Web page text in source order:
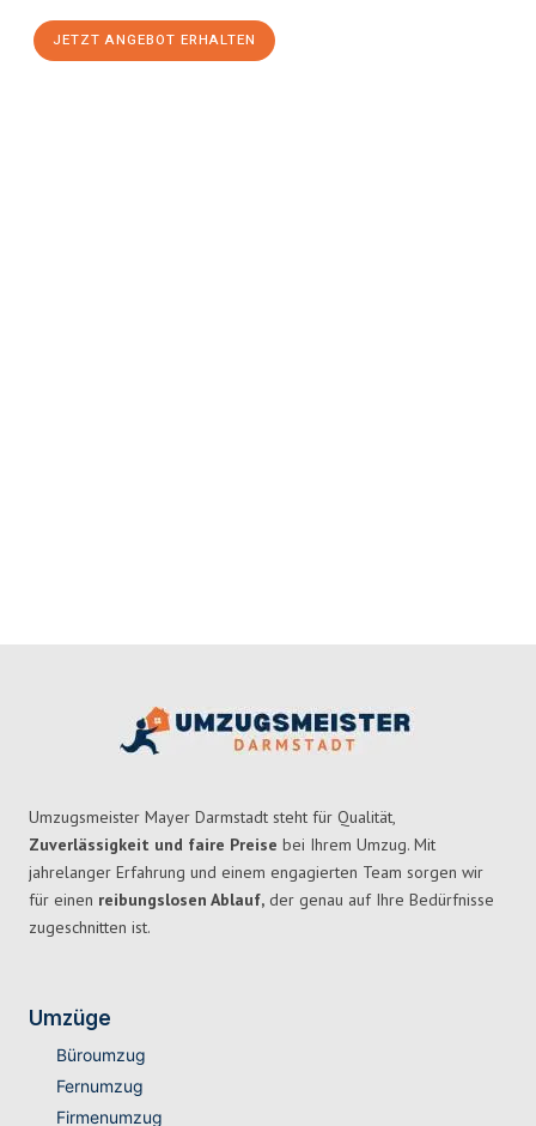
JETZT ANGEBOT ERHALTEN
Umzugsmeister Mayer Darmstadt steht für Qualität,
Zuverlässigkeit und faire Preise bei Ihrem Umzug. Mit
jahrelanger Erfahrung und einem engagierten Team sorgen wir
für einen reibungslosen Ablauf, der genau auf Ihre Bedürfnisse
zugeschnitten ist.
Umzüge
Büroumzug
Fernumzug
Firmenumzug